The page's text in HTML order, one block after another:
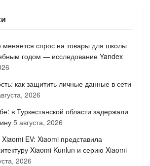
меняется спрос на товары для школы
годом — исследование Yandex
как защитить личные данные в сети
2026
в Туркестанской области задержали
5 августа, 2026
EV: Xiaomi представила
Xiaomi Kunlun и серию Xiaomi
2026